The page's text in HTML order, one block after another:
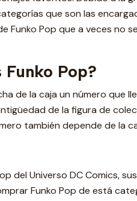
que son las
Funko Pop que a veces no
Pop?
de la caja un número que
de la figura de
también depende de la
del Universo DC Comics,
Funko Pop de está